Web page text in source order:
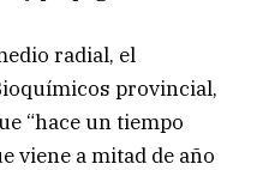
radial, el
provincial,
“hace un tiempo
viene a mitad de año